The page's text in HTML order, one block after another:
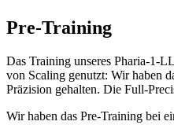
Pre-Training
Das Training unseres Pharia-1-
von Scaling genutzt: Wir haben
Präzision gehalten. Die Full-
Wir haben das Pre-Training bei